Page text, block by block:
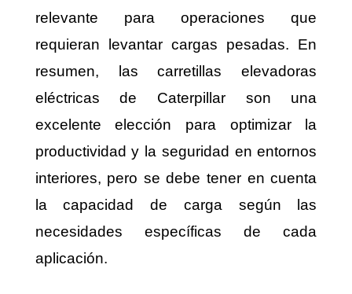
relevante para operaciones que
requieran levantar cargas pesadas. En
resumen, las carretillas elevadoras
eléctricas de Caterpillar son una
excelente elección para optimizar la
productividad y la seguridad en entornos
interiores, pero se debe tener en cuenta
la capacidad de carga según las
necesidades específicas de cada
aplicación.